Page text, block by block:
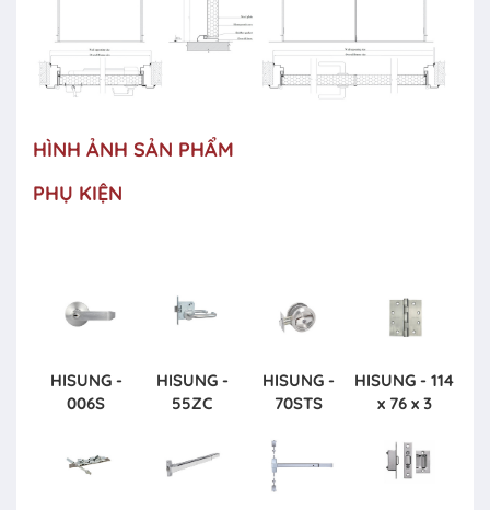
HÌNH ẢNH SẢN PHẨM
PHỤ KIỆN
HISUNG -
006S
HISUNG -
55ZC
HISUNG -
70STS
HISUNG - 114
x 76 x 3